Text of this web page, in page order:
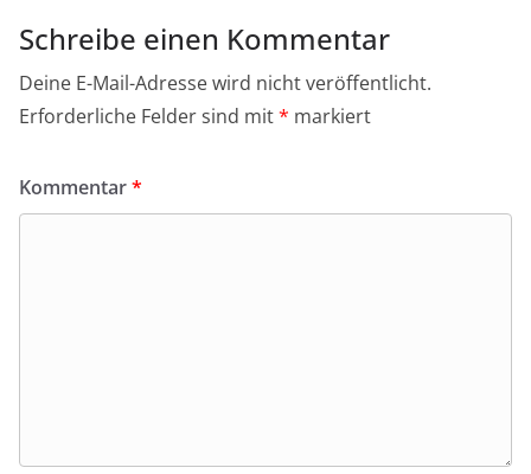
Schreibe einen Kommentar
Deine E-Mail-Adresse wird nicht veröffentlicht.
Erforderliche Felder sind mit* markiert
Kommentar*